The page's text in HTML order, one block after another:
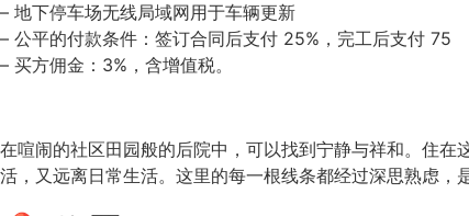
– 地下停车场无线局域网用于车辆更新
– 公平的付款条件：签订合同后支付 25%，完工后支付 75
– 买方佣金：3%，含增值税。
在喧闹的社区田园般的后院中，可以找到宁静与祥和。住
活，又远离日常生活。这里的每一根线条都经过深思熟虑